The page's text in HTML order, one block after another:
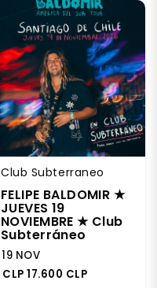
Club Subterraneo
FELIPE BALDOMIR ★
JUEVES 19
NOVIEMBRE ★ Club
Subterráneo
19 NOV
CLP 17.600 CLP